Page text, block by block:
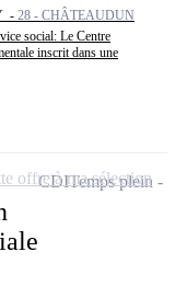
- 28 - CHÂTEAUDUN
social: Le Centre
inscrit dans une
CDITemps plein
offre à ma sélection